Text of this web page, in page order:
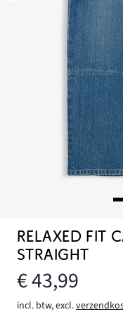
RELAXED FIT
STRAIGHT
€ 43,99
incl. btw, excl.